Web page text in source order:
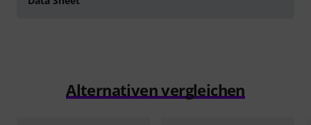
Alternativen vergleichen